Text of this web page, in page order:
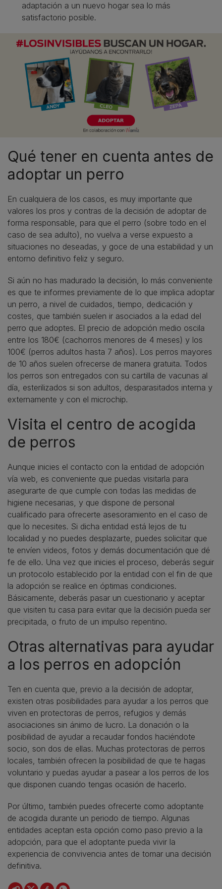
adaptación a un nuevo hogar sea lo más
satisfactorio posible.
Qué tener en cuenta antes de
adoptar un perro
En cualquiera de los casos, es muy importante que
valores los pros y contras de la decisión de adoptar de
forma responsable, para que el perro (sobre todo en el
caso de sea adulto), no vuelva a verse expuesto a
situaciones no deseadas, y goce de una estabilidad y un
entorno definitivo feliz y seguro.
Si aún no has madurado la decisión, lo más conveniente
es que te informes previamente de lo que implica adoptar
un perro, a nivel de cuidados, tiempo, dedicación y
costes, que también suelen ir asociados a la edad del
perro que adoptes. El precio de adopción medio oscila
entre los 180€ (cachorros menores de 4 meses) y los
100€ (perros adultos hasta 7 años). Los perros mayores
de 10 años suelen ofrecerse de manera gratuita. Todos
los perros son entregados con su cartilla de vacunas al
día, esterilizados si son adultos, desparasitados interna y
externamente y con el microchip.
Visita el centro de acogida
de perros
Aunque inicies el contacto con la entidad de adopción
vía web, es conveniente que puedas visitarla para
asegurarte de que cumple con todas las medidas de
higiene necesarias, y que dispone de personal
cualificado para ofrecerte asesoramiento en el caso de
que lo necesites. Si dicha entidad está lejos de tu
localidad y no puedes desplazarte, puedes solicitar que
te envíen videos, fotos y demás documentación que dé
fe de ello. Una vez que inicies el proceso, deberás seguir
un protocolo establecido por la entidad con el fin de que
la adopción se realice en óptimas condiciones.
Básicamente, deberás pasar un cuestionario y aceptar
que visiten tu casa para evitar que la decisión pueda ser
precipitada, o fruto de un impulso repentino.
Otras alternativas para ayudar
a los perros en adopción
Ten en cuenta que, previo a la decisión de adoptar,
existen otras posibilidades para ayudar a los perros que
viven en protectoras de perros, refugios y demás
asociaciones sin ánimo de lucro. La donación o la
posibilidad de ayudar a recaudar fondos haciéndote
socio, son dos de ellas. Muchas protectoras de perros
locales, también ofrecen la posibilidad de que te hagas
voluntario y puedas ayudar a pasear a los perros de los
que disponen cuando tengas ocasión de hacerlo.
Por último, también puedes ofrecerte como adoptante
de acogida durante un periodo de tiempo. Algunas
entidades aceptan esta opción como paso previo a la
adopción, para que el adoptante pueda vivir la
experiencia de convivencia antes de tomar una decisión
definitiva.